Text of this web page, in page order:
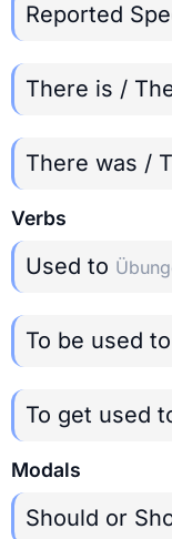
Reported
There is /
There was /
Verbs
Used to
To be used to
To get used
Modals
Should or